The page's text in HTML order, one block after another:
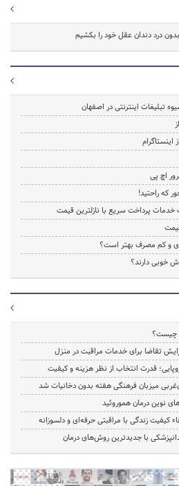
درد دندان عقل خود را بکشیم
تبلیغات اینترنتی در اصفهان
که راحتید!
پرداخت سریع با نازلترین قیمت
و کم مصرف بهتر است؟
خوبی دارند؟
چیست؟
تقاضا برای خدمات مراقبت در منزل
قدرت انتخاب از نظر هزینه و کیفیت
میزبان فرهنگی هفته بدون دخانیات شد
نوین درمان هموروئید
کیفیت زندگی با مراقبتی حرفه‌ای و دلسوزانه
با جدیدترین روش‌های درمان